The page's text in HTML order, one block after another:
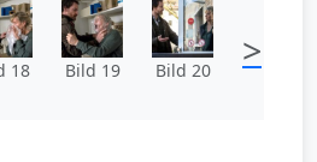
18 Bild 19 Bild 20 >